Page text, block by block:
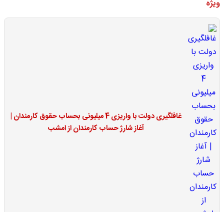
ویژه
غافلگیری دولت با واریزی 4 میلیونی بحساب حقوق کارمندان |
آغاز شارژ حساب کارمندان از امشب